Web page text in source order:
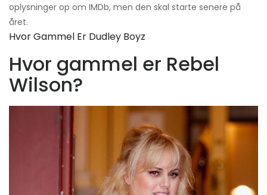
oplysninger op om IMDb, men den skal starte senere på
året.
Hvor Gammel Er Dudley Boyz
Hvor gammel er Rebel
Wilson?